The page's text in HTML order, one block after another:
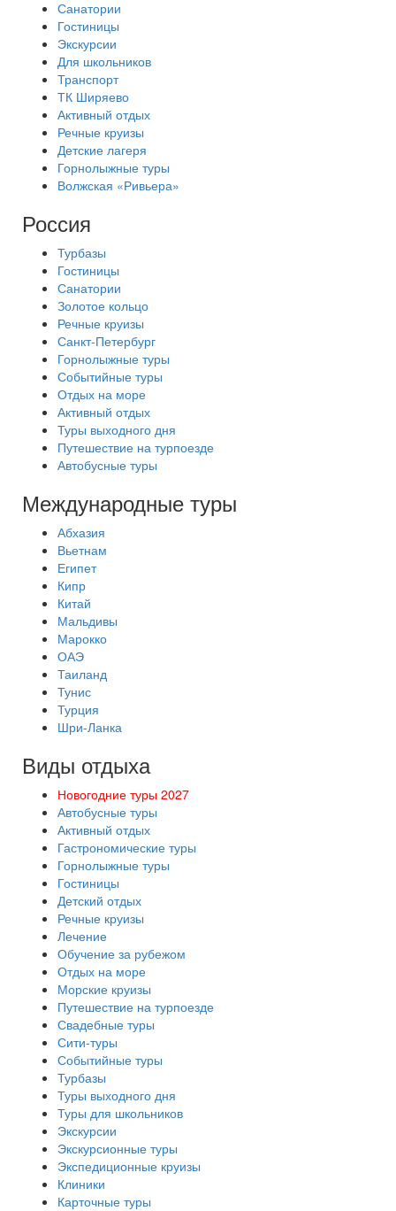
Санатории
Гостиницы
Экскурсии
Для школьников
Транспорт
ТК Ширяево
Активный отдых
Речные круизы
Детские лагеря
Горнолыжные туры
Волжская «Ривьера»
Россия
Турбазы
Гостиницы
Санатории
Золотое кольцо
Речные круизы
Санкт-Петербург
Горнолыжные туры
Событийные туры
Отдых на море
Активный отдых
Туры выходного дня
Путешествие на турпоезде
Автобусные туры
Международные туры
Абхазия
Вьетнам
Египет
Кипр
Китай
Мальдивы
Марокко
ОАЭ
Таиланд
Тунис
Турция
Шри-Ланка
Виды отдыха
Новогодние туры 2027
Автобусные туры
Активный отдых
Гастрономические туры
Горнолыжные туры
Гостиницы
Детский отдых
Речные круизы
Лечение
Обучение за рубежом
Отдых на море
Морские круизы
Путешествие на турпоезде
Свадебные туры
Сити-туры
Событийные туры
Турбазы
Туры выходного дня
Туры для школьников
Экскурсии
Экскурсионные туры
Экспедиционные круизы
Клиники
Карточные туры